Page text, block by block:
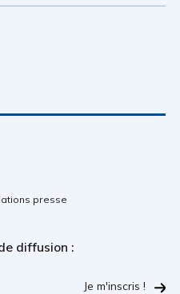
presse
diffusion :
Je m'inscris !